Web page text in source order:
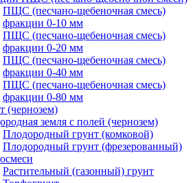
ПЩС (песчано-щебеночная смесь)
фракции 0-10 мм
ПЩС (песчано-щебеночная смесь)
фракции 0-20 мм
ПЩС (песчано-щебеночная смесь)
фракции 0-40 мм
ПЩС (песчано-щебеночная смесь)
фракции 0-80 мм
(чернозем)
земля с полей (чернозем)
Плодородный грунт (комковой)
Плодородный грунт (фрезерованный)
Растительный (газонный) грунт